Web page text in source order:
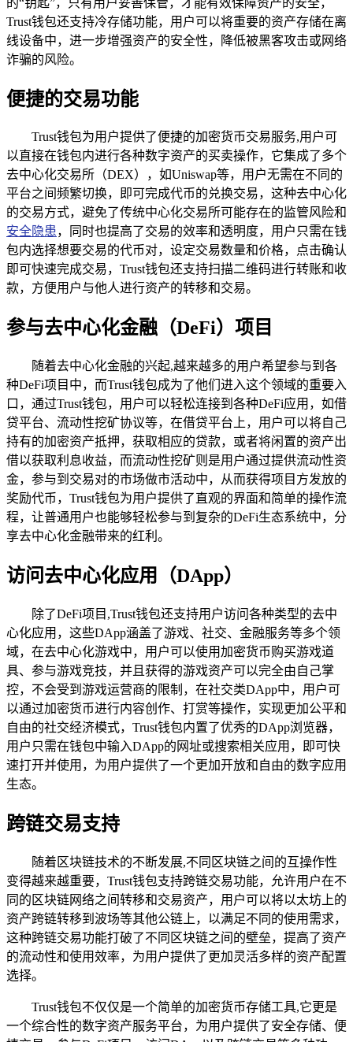
Trust钱包还支持冷存储功能，用户可以将重要的资产存储在离
线设备中，进一步增强资产的安全性，降低被黑客攻击或网络
诈骗的风险。
便捷的交易功能
Trust钱包为用户提供了便捷的加密货币交易服务,用户可
以直接在钱包内进行各种数字资产的买卖操作，它集成了多个
去中心化交易所（DEX），如Uniswap等，用户无需在不同的
平台之间频繁切换，即可完成代币的兑换交易，这种去中心化
的交易方式，避免了传统中心化交易所可能存在的监管风险和
安全隐患，同时也提高了交易的效率和透明度，用户只需在钱
包内选择想要交易的代币对，设定交易数量和价格，点击确认
即可快速完成交易，Trust钱包还支持扫描二维码进行转账和收
款，方便用户与他人进行资产的转移和交易。
参与去中心化金融（DeFi）项目
随着去中心化金融的兴起,越来越多的用户希望参与到各
种DeFi项目中，而Trust钱包成为了他们进入这个领域的重要入
口，通过Trust钱包，用户可以轻松连接到各种DeFi应用，如借
贷平台、流动性挖矿协议等，在借贷平台上，用户可以将自己
持有的加密资产抵押，获取相应的贷款，或者将闲置的资产出
借以获取利息收益，而流动性挖矿则是用户通过提供流动性资
金，参与到交易对的市场做市活动中，从而获得项目方发放的
奖励代币，Trust钱包为用户提供了直观的界面和简单的操作流
程，让普通用户也能够轻松参与到复杂的DeFi生态系统中，分
享去中心化金融带来的红利。
访问去中心化应用（DApp）
除了DeFi项目,Trust钱包还支持用户访问各种类型的去中
心化应用，这些DApp涵盖了游戏、社交、金融服务等多个领
域，在去中心化游戏中，用户可以使用加密货币购买游戏道
具、参与游戏竞技，并且获得的游戏资产可以完全由自己掌
控，不会受到游戏运营商的限制，在社交类DApp中，用户可
以通过加密货币进行内容创作、打赏等操作，实现更加公平和
自由的社交经济模式，Trust钱包内置了优秀的DApp浏览器，
用户只需在钱包中输入DApp的网址或搜索相关应用，即可快
速打开并使用，为用户提供了一个更加开放和自由的数字应用
生态。
跨链交易支持
随着区块链技术的不断发展,不同区块链之间的互操作性
变得越来越重要，Trust钱包支持跨链交易功能，允许用户在不
同的区块链网络之间转移和交易资产，用户可以将以太坊上的
资产跨链转移到波场等其他公链上，以满足不同的使用需求，
这种跨链交易功能打破了不同区块链之间的壁垒，提高了资产
的流动性和使用效率，为用户提供了更加灵活多样的资产配置
选择。
Trust钱包不仅仅是一个简单的加密货币存储工具,它更是
一个综合性的数字资产服务平台，为用户提供了安全存储、便